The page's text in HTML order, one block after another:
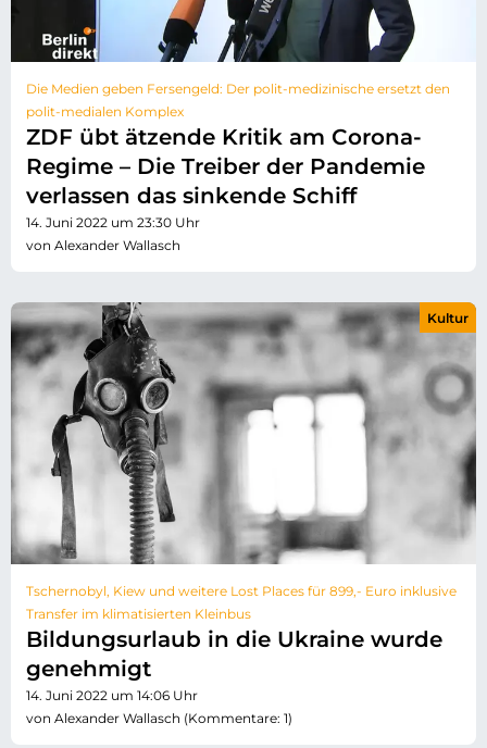
Die Medien geben Fersengeld: Der polit-medizinische ersetzt den
polit-medialen Komplex
ZDF übt ätzende Kritik am Corona-
Regime – Die Treiber der Pandemie
verlassen das sinkende Schiff
14. Juni 2022 um 23:30 Uhr
von Alexander Wallasch
Tschernobyl, Kiew und weitere Lost Places für 899,- Euro inklusive
Transfer im klimatisierten Kleinbus
Bildungsurlaub in die Ukraine wurde
genehmigt
14. Juni 2022 um 14:06 Uhr
von Alexander Wallasch (Kommentare: 1)
Kultur